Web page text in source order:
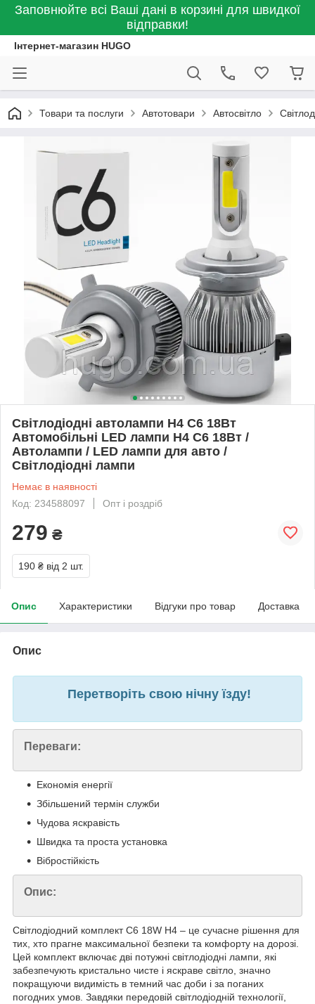
Заповнюйте всі Ваші дані в корзині для швидкої
відправки!
Інтернет-магазин HUGO
Товари та послуги Автотовари Автосвітло
Світлодіодні автолампи H4 C6 18Вт
Автомобільні LED лампи H4 C6 18Вт /
Автолампи / LED лампи для авто /
Світлодіодні лампи
Немає в наявності
Код: 234588097
Опт і роздріб
279 ₴
190 ₴ від 2 шт.
Опис Характеристики Відгуки про товар Доставка
Опис
Перетворіть свою нічну їзду!
Переваги:
Економія енергії
Збільшений термін служби
Чудова яскравість
Швидка та проста установка
Вібростійкість
Опис:
Світлодіодний комплект C6 18W H4 – це сучасне рішення для
тих, хто прагне максимальної безпеки та комфорту на дорозі.
Цей комплект включає дві потужні світлодіодні лампи, які
забезпечують кристально чисте і яскраве світло, значно
покращуючи видимість в темний час доби і за поганих
погодних умов. Завдяки передовій світлодіодній технології,